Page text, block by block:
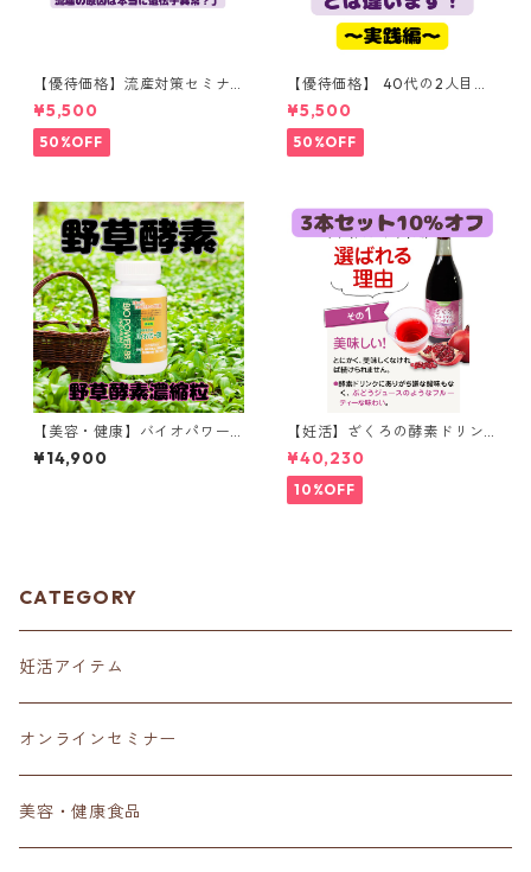
【優待価格】流産対策セミナ
ー「流産は予防できる！！！
流産の原因は本当に遺伝子異
常？」（１５０分）
¥5,500
50%OFF
【優待価格】 40代の2人目妊
活セミナー「40代の妊活は30
代とは違う！〇〇を意識する
だけでコウノトリはやってく
る？」（１５０分）
¥5,500
50%OFF
【美容・健康】バイオパワー8
8プレミアム（野草酵素濃縮
粒）
¥14,900
【妊活】ざくろの酵素ドリン
ク（３本セット）
¥40,230
10%OFF
CATEGORY
妊活アイテム
オンラインセミナー
美容・健康食品